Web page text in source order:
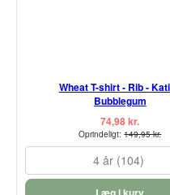
Wheat T-shirt - Rib -
Bubblegum
74,98 kr.
Oprindeligt:149,95 kr.
4 år (104)